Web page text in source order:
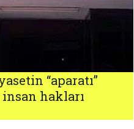
“aparatı”
hakları